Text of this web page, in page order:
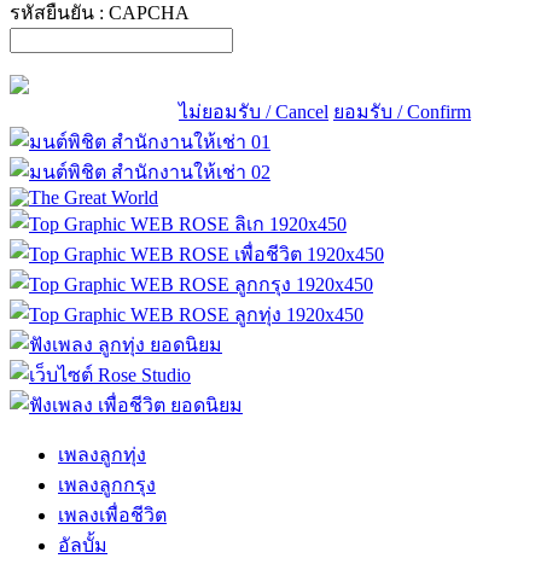
รหัสยืนยัน : CAPCHA
ไม่ยอมรับ / Cancel ยอมรับ / Confirm
เพลงลูกทุ่ง
เพลงลูกกรุง
เพลงเพื่อชีวิต
อัลบั้ม